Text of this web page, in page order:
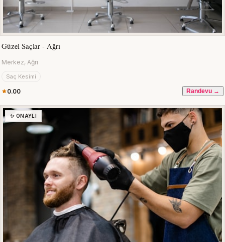
Güzel Saçlar - Ağrı
Merkez, Ağrı
Saç Kesimi
0.00 Randevu →
✨ ONAYLI